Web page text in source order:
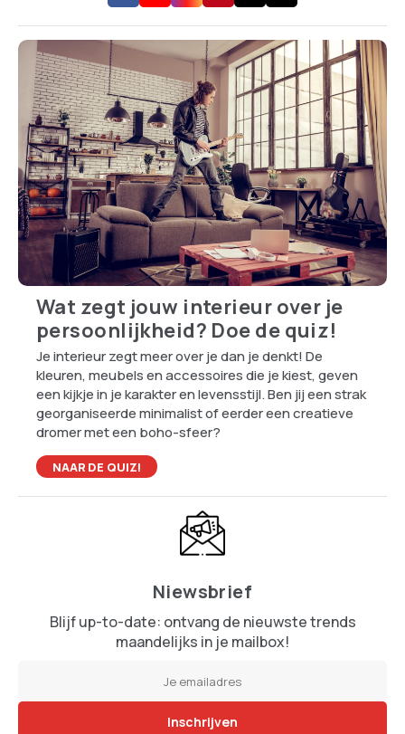
Wat zegt jouw interieur over je
persoonlijkheid? Doe de quiz!
Je interieur zegt meer over je dan je denkt! De
kleuren, meubels en accessoires die je kiest, geven
een kijkje in je karakter en levensstijl. Ben jij een strak
georganiseerde minimalist of eerder een creatieve
dromer met een boho-sfeer?
NAAR DE QUIZ!
Niewsbrief
Blijf up-to-date: ontvang de nieuwste trends
maandelijks in je mailbox!